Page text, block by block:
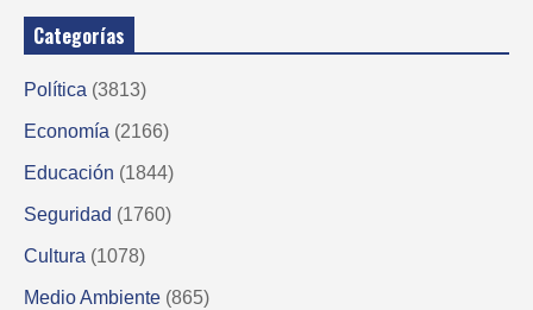
Categorías
Política (3813)
Economía (2166)
Educación (1844)
Seguridad (1760)
Cultura (1078)
Medio Ambiente (865)